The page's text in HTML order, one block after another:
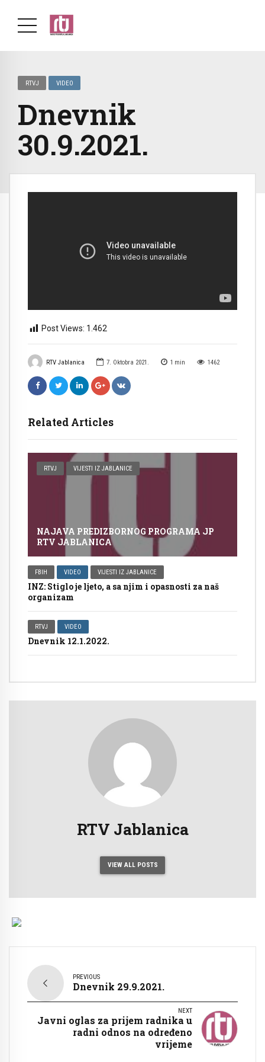
RTVJ VIDEO
Dnevnik
30.9.2021.
RTV Jablanica 7. Oktobra 2021. 1 min 1462
Related Articles
RTVJ VIJESTI IZ JABLANICE
NAJAVA PREDIZBORNOG PROGRAMA JP
RTV JABLANICA
FBIH VIDEO VIJESTI IZ JABLANICE
INZ: Stiglo je ljeto, a sa njim i opasnosti za naš
organizam
RTVJ VIDEO
Dnevnik 12.1.2022.
Post Views: 1.462
RTV Jablanica
VIEW ALL POSTS
PREVIOUS
Dnevnik 29.9.2021.
NEXT
Javni oglas za prijem radnika u
radni odnos na određeno
vrijeme